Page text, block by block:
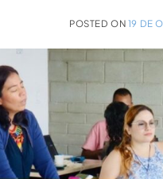
POSTED ON 19 DE